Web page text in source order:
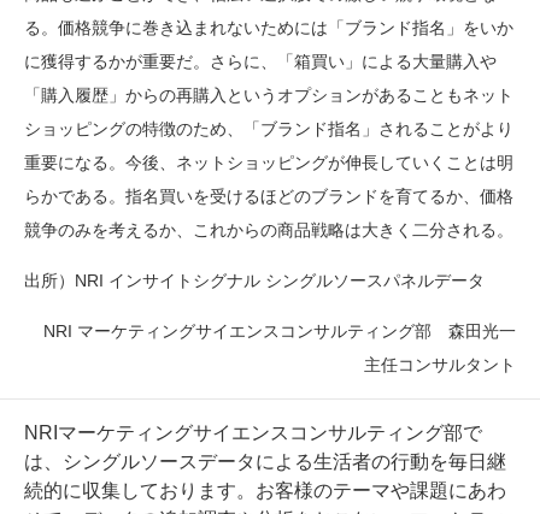
る。価格競争に巻き込まれないためには「ブランド指名」をいか
に獲得するかが重要だ。さらに
、「箱買い 」による大量購入や
「購入 履歴」からの再購入と いうオプションがあること もネット
ショッピングの特徴のため、「ブランド指名」されることがより
重要になる。今後、ネットショッピングが伸長していくことは明
らかである。指名買いを受けるほどのブランドを育てるか、価格
競争のみを考えるか、これからの商品戦略は大きく二分される。
出所） NRI インサイトシグナル シングルソースパネルデータ
NRI マーケティングサイエンスコンサルティング部 森田光一
主任コンサルタント
NRIマーケティングサイエンスコンサルティング部で
は、シングルソースデータによる生活者の行動を毎日継
続的に収集しております。お客様のテーマや課題にあわ